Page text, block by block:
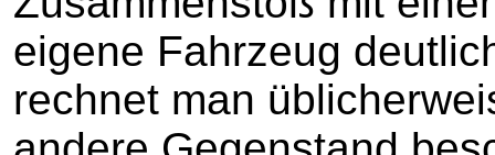
eigene Fahrzeug
rechnet man